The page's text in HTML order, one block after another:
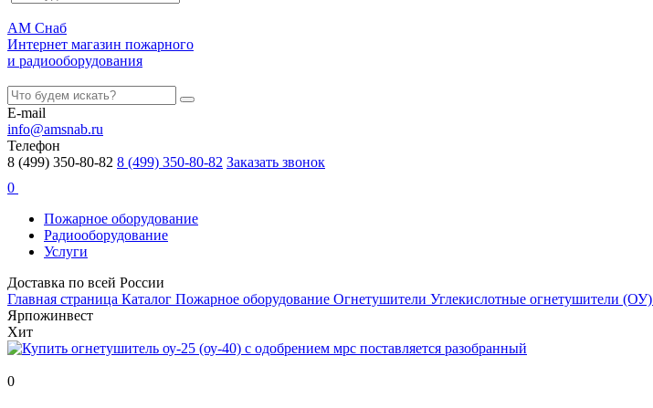
АМ Снаб
Интернет магазин пожарного
и радиооборудования
E-mail
info@amsnab.ru
Телефон
8 (499) 350-80-82 8 (499) 350-80-82 Заказать звонок
0
Пожарное оборудование
Радиооборудование
Услуги
Доставка по всей России
Главная страница Каталог Пожарное оборудование Огнетушители Углекислотные огнетушители (ОУ)
Ярпожинвест
Хит
0